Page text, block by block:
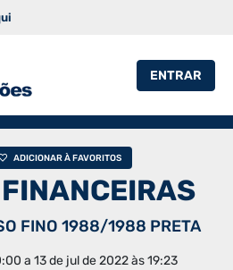
ENTRAR
ADICIONAR À FAVORITOS
FINO 1988/1988 PRETA
a 13 de jul de 2022 às 19:23